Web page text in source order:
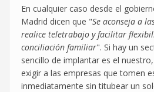
En cualquier caso desde el
Madrid dicen que "Se aconseja a
realice teletrabajo y facilitar
conciliación familiar". Si hay un
sencillo de implantar es el
exigir a las empresas que tomen
inmediatamente sin titubear un